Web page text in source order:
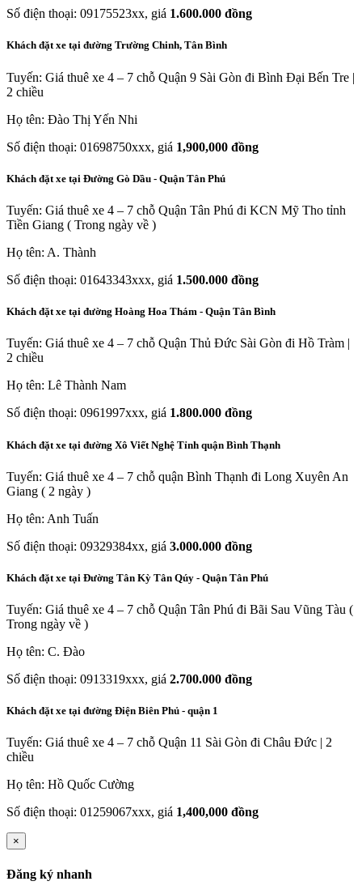
Số điện thoại: 09175523xx, giá 1.600.000 đồng
Khách đặt xe tại đường Trường Chinh, Tân Bình
Tuyến: Giá thuê xe 4 – 7 chỗ Quận 9 Sài Gòn đi Bình Đại Bến Tre |
2 chiều
Họ tên: Đào Thị Yến Nhi
Số điện thoại: 01698750xxx, giá 1,900,000 đồng
Khách đặt xe tại Đường Gò Dầu - Quận Tân Phú
Tuyến: Giá thuê xe 4 – 7 chỗ Quận Tân Phú đi KCN Mỹ Tho tỉnh
Tiền Giang ( Trong ngày về )
Họ tên: A. Thành
Số điện thoại: 01643343xxx, giá 1.500.000 đồng
Khách đặt xe tại đường Hoàng Hoa Thám - Quận Tân Bình
Tuyến: Giá thuê xe 4 – 7 chỗ Quận Thủ Đức Sài Gòn đi Hồ Tràm |
2 chiều
Họ tên: Lê Thành Nam
Số điện thoại: 0961997xxx, giá 1.800.000 đồng
Khách đặt xe tại đường Xô Viết Nghệ Tỉnh quận Bình Thạnh
Tuyến: Giá thuê xe 4 – 7 chỗ quận Bình Thạnh đi Long Xuyên An
Giang ( 2 ngày )
Họ tên: Anh Tuấn
Số điện thoại: 09329384xx, giá 3.000.000 đồng
Khách đặt xe tại Đường Tân Kỳ Tân Qúy - Quận Tân Phú
Tuyến: Giá thuê xe 4 – 7 chỗ Quận Tân Phú đi Bãi Sau Vũng Tàu (
Trong ngày về )
Họ tên: C. Đào
Số điện thoại: 0913319xxx, giá 2.700.000 đồng
Khách đặt xe tại đường Điện Biên Phủ - quận 1
Tuyến: Giá thuê xe 4 – 7 chỗ Quận 11 Sài Gòn đi Châu Đức | 2
chiều
Họ tên: Hồ Quốc Cường
Số điện thoại: 01259067xxx, giá 1,400,000 đồng
×
Đăng ký nhanh